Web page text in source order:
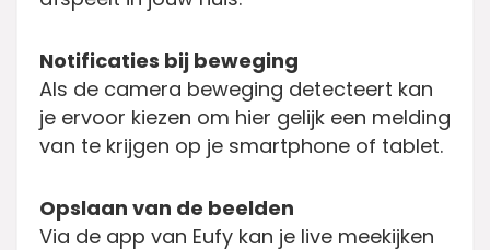
Notificaties bij beweging
Als de camera beweging detecteert kan
je ervoor kiezen om hier gelijk een melding
van te krijgen op je smartphone of tablet.
Opslaan van de beelden
Via de app van Eufy kan je live meekijken